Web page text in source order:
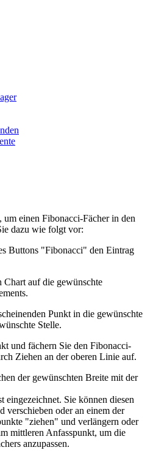
um einen Fibonacci-Fächer in den
dazu wie folgt vor:
Buttons "Fibonacci" den Eintrag
auf die gewünschte
Punkt in die gewünschte
Stelle.
und fächern Sie den Fibonacci-
Ziehen an der oberen Linie auf.
der gewünschten Breite mit der
eingezeichnet. Sie können diesen
verschieben oder an einem der
"ziehen" und verlängern oder
mittleren Anfasspunkt, um die
anzupassen.